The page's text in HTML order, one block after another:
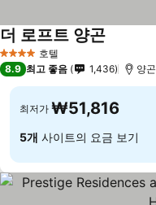
4 성급 호텔
더 로프트 양곤
8.9 최고 좋음 1,436 양곤
최저가 ₩51,816
5개 사이트의 요금 보기